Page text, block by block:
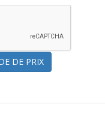
DE PRIX